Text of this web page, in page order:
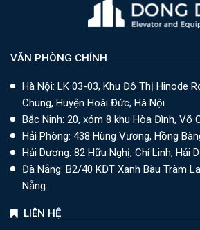
VĂN PHÒNG CHÍNH
Hà Nội: LK 03-03, Khu Đô Thị Hinode
Chung, Huyện Hoài Đức, Hà Nội.
Bắc Ninh: 20, xóm 8 khu Hòa Đình, Võ
Hải Phòng: 438 Hùng Vương, Hồng
Hải Dương: 82 Hữu Nghị, Chí Linh, Hải
Đà Nẵng: B2/40 KĐT Xanh Bàu Tràm
Nẵng.
LIÊN HỆ